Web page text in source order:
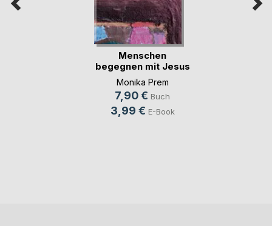
Menschen
begegnen mit Jesus
im Herzen
Monika Prem
7,90 € Buch
3,99 € E-Book